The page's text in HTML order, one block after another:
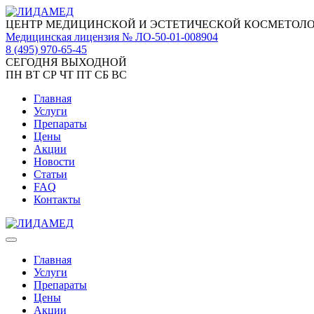
ЦЕНТР МЕДИЦИНСКОЙ И ЭСТЕТИЧЕСКОЙ
Медицинская лицензия № ЛО-50-01-008904
8 (495) 970-65-45
СЕГОДНЯ ВЫХОДНОЙ
ПН ВТ СР ЧТ ПТ СБ ВС
Главная
Услуги
Препараты
Цены
Акции
Новости
Статьи
FAQ
Контакты
Главная
Услуги
Препараты
Цены
Акции